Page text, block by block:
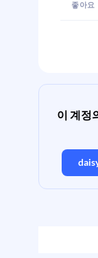
좋아요
이 계정